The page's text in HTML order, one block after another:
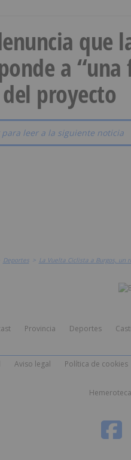
que
a
proyecto
para leer a la siguiente noticia
Deportes > La Vuelta Ciclista a Burgos,
Provincia Deportes
Aviso legal Política de cookies
Hemeroteca